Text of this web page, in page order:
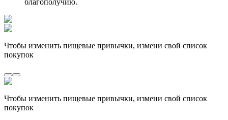
Чтобы изменить пищевые привычки, измени свой список
покупок
Чтобы изменить пищевые привычки, измени свой список
покупок